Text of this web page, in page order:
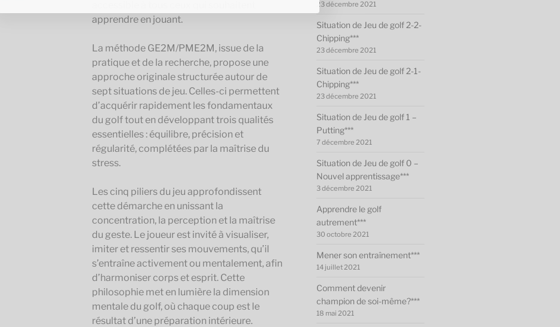
apprendre en jouant.
La méthode GE2M/PME2M, issue de la
pratique et de la recherche, propose une
approche originale structurée autour de
sept situations de jeu. Celles-ci permettent
d’acquérir rapidement les fondamentaux
du golf tout en développant trois qualités
essentielles : équilibre, précision et
régularité, complétées par la maîtrise du
stress.
Les cinq piliers du jeu approfondissent
cette démarche en unissant la
concentration, la perception et la maîtrise
du geste. Le joueur est invité à visualiser,
imiter et ressentir ses mouvements, qu’il
s’entraîne activement ou mentalement, afin
d’harmoniser corps et esprit. Cette
philosophie met en lumière la dimension
mentale du golf, où chaque coup est le
résultat d’une préparation intérieure.
23 décembre 2021
Situation de Jeu de golf 2-2-
Chipping***
23 décembre 2021
Situation de Jeu de golf 2-1-
Chipping***
23 décembre 2021
Situation de Jeu de golf 1 –
Putting***
7 décembre 2021
Situation de Jeu de golf 0 –
Nouvel apprentissage***
3 décembre 2021
Apprendre le golf
autrement***
30 octobre 2021
Mener son entraînement***
14 juillet 2021
Comment devenir
champion de soi-même?***
18 mai 2021